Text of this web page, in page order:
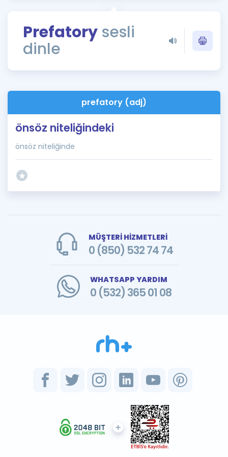
Rehberlik Aracı
ÖSYM Sınav Takvimi
İngilizce Gramer
Prefatory sesli
dinle
prefatory (adj)
önsöz niteliğindeki
önsöz niteliğinde
MÜŞTERİ HİZMETLERİ
0 (850) 532 74 74
WHATSAPP YARDIM
0 (532) 365 01 08